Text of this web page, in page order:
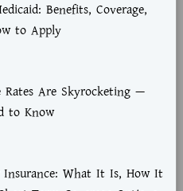
Benefits, Coverage,
to Apply
Rates Are Skyrocketing —
to Know
Insurance: What It Is, How It